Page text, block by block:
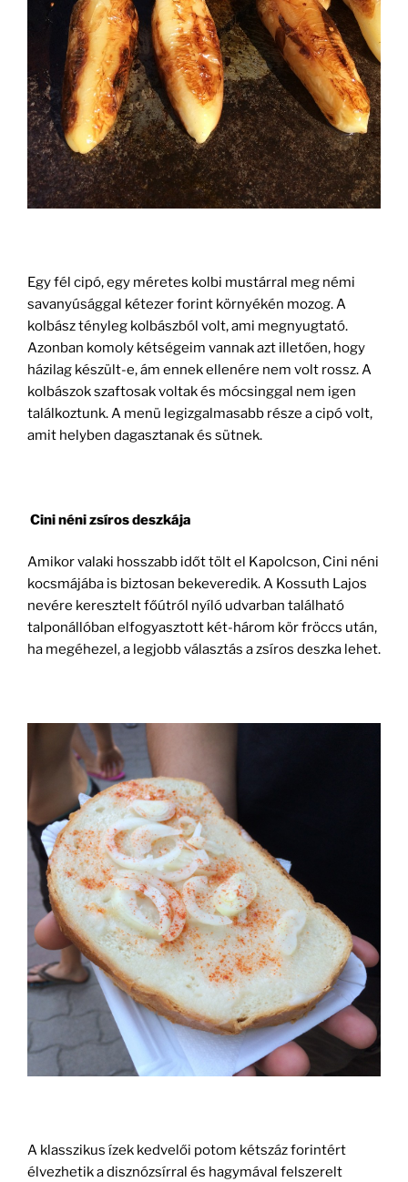
Egy fél cipó, egy méretes kolbi mustárral meg némi
savanyúsággal kétezer forint környékén mozog. A
kolbász tényleg kolbászból volt, ami megnyugtató.
Azonban komoly kétségeim vannak azt illetően, hogy
házilag készült-e, ám ennek ellenére nem volt rossz. A
kolbászok szaftosak voltak és mócsinggal nem igen
találkoztunk. A menü legizgalmasabb része a cipó volt,
amit helyben dagasztanak és sütnek.
Cini néni zsíros deszkája
Amikor valaki hosszabb időt tölt el Kapolcson, Cini néni
kocsmájába is biztosan bekeveredik. A Kossuth Lajos
nevére keresztelt főútról nyíló udvarban található
talponállóban elfogyasztott két-három kör fröccs után,
ha megéhezel, a legjobb választás a zsíros deszka lehet.
A klasszikus ízek kedvelői potom kétszáz forintért
élvezhetik a disznózsírral és hagymával felszerelt